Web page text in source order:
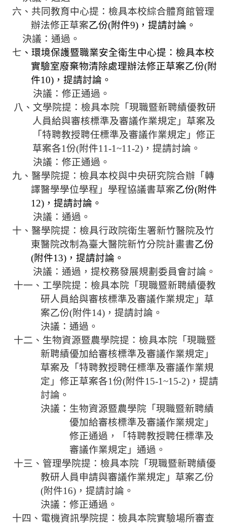
相
六、共同教育中心提： 檢具本校綜合體育館管理
辦法修正草案乙份(附件9) ，提請討論。
決議：通過。
七 、環境保護暨職業安全衛生中心提：檢具本校
實驗室廢棄物清除處理辦法修正草案乙份(附
件10) ，提請討論。
決議：修正通過。
八、文學院提： 檢具本院「現職暨新聘績優教研
人員給與審核標準及審議作業規定」草案及
「特聘教授聘任標準及審議作業規定」修正
草案各1份(附件11-1~11-2)，提請討論。
決議：修正通過。
九、醫學院提： 檢具本校與中央研究院合辦「轉
譯醫學學位學程」學程協議書草案乙份(附件
12) ，提請討論。
決議：通過。
十、醫學院提： 檢具行政院衛生署新竹醫院及竹
東醫院改制為臺大醫院新竹分院計畫書乙份
(附件13) ，提請討論。
決議：通過，提校務發展規劃委員會討論。
十一、工學院提： 檢具本院「現職暨新聘績優教
研人員給與審核標準及審議作業規定」草
案乙份(附件14)，提請討論。
決議：通過。
十二、生物資源暨農學院提： 檢具本院「現職暨
新聘績優加給審核標準及審議作業規定」
草案及「特聘教授聘任標準及審議作業規
定」修正草案各1份(附件15-1~15-2)，提請
討論。
決議：生物資源暨農學院 「現職暨新聘績
優加給審核標準及審議作業規定」
修正通過 ，「特聘教授聘任標準及
審議作業規定」 通過。
十三、管理學院提： 檢具本院「現職暨新聘績優
教研人員申請與審議作業規定」草案乙份
(附件16)，提請討論。
決議：修正通過。
十四、電機資訊學院提： 檢具本院實驗場所審查